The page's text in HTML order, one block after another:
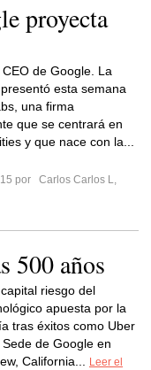
proyecta
de Google. La
esta semana
una firma
que se centrará en
y que nace con la...
por
Carlos Carlos L,
500 años
riesgo del
apuesta por la
tras éxitos como Uber
de Google en
California...
Leer el